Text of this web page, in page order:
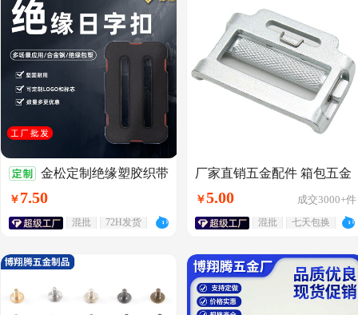
金松定制绝缘塑胶织带
活动调节扣日字扣箱包三档
扣腰带五金配件
￥ 7.50
混批 72H发货
厂家直销五金配件 箱包五金
带专用配件
￥5.00 成交3000+件
混批 七天包换